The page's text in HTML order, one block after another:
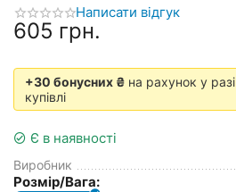
Написати відгук
‍605‍ грн.
+30 бонусних ₴ на рахунок у разі
купівлі
Є в наявності
Виробник
Розмір/Вага: